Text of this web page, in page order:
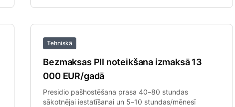
Tehniskā
Bezmaksas PII noteikšana izmaksā 13
000 EUR/gadā
Presidio pašhostēšana prasa 40–80 stundas
sākotnējai iestatīšanai un 5–10 stundas/mēnesī